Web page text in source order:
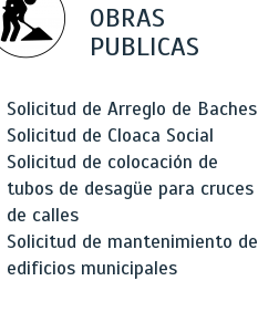
OBRAS
PUBLICAS
Solicitud de Arreglo de Baches
Solicitud de Cloaca Social
Solicitud de colocación de
tubos de desagüe para cruces
de calles
Solicitud de mantenimiento de
edificios municipales